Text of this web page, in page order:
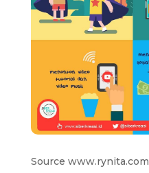
Source www.rynita.com